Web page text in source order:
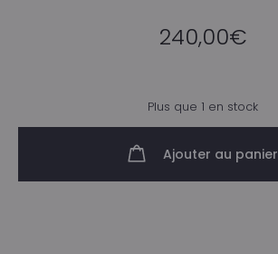
240,00€
Plus que 1 en stock
Ajouter au panier